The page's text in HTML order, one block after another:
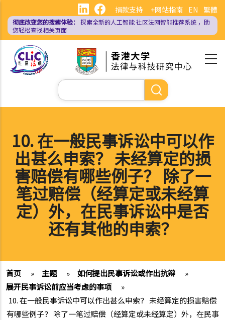
主
EN 繁體
捐款支持 +网站指南
彻底改变您的搜索体验： 探索全新的人工智能社区法网智能推荐系统 ，助
您轻松查找相关页面
搜
索
10. 在一般民事诉讼中可以作
出甚么申索？ 未经算定的损
害赔偿有哪些例子？ 除了一
笔过赔偿（经算定或未经算
定）外，在民事诉讼中是否
还有其他的申索？
首页 » 主题 » 如何提出民事诉讼或作出抗辩
»
展开民事诉讼前应当考虑的事项
»
10. 在一般民事诉讼中可以作出甚么申索？ 未经算定的损害赔偿
有哪些例子？ 除了一笔过赔偿（经算定或未经算定）外，在民事